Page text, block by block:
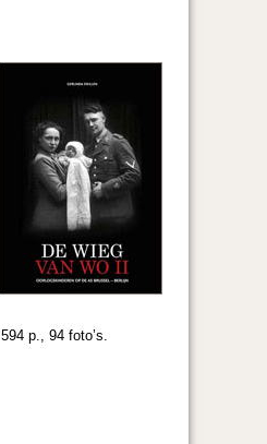
p., 94 foto’s.